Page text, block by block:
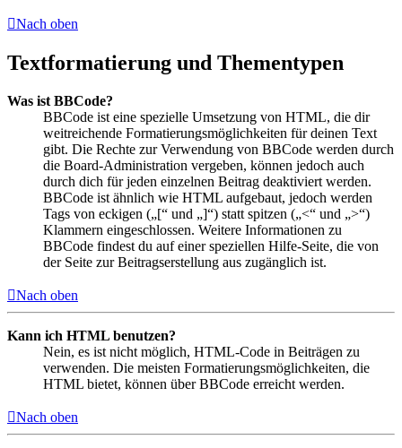
Nach oben
Textformatierung und Thementypen
Was ist BBCode?
BBCode ist eine spezielle Umsetzung von HTML, die dir
weitreichende Formatierungsmöglichkeiten für deinen Text
gibt. Die Rechte zur Verwendung von BBCode werden durch
die Board-Administration vergeben, können jedoch auch
durch dich für jeden einzelnen Beitrag deaktiviert werden.
BBCode ist ähnlich wie HTML aufgebaut, jedoch werden
Tags von eckigen („[“ und „]“) statt spitzen („<“ und „>“)
Klammern eingeschlossen. Weitere Informationen zu
BBCode findest du auf einer speziellen Hilfe-Seite, die von
der Seite zur Beitragserstellung aus zugänglich ist.
Nach oben
Kann ich HTML benutzen?
Nein, es ist nicht möglich, HTML-Code in Beiträgen zu
verwenden. Die meisten Formatierungsmöglichkeiten, die
HTML bietet, können über BBCode erreicht werden.
Nach oben